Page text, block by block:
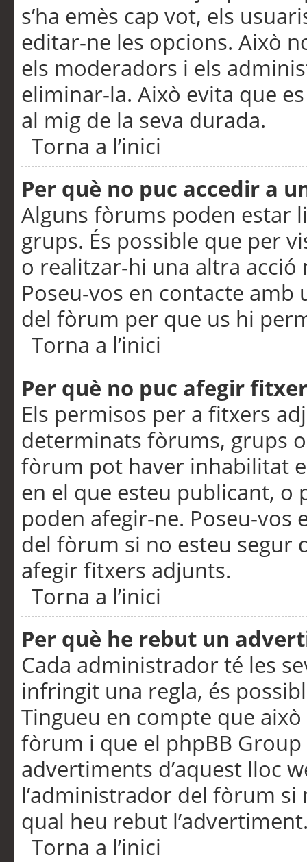
s’ha emès cap vot, els
editar-ne les opcions. Això
els moderadors i els
eliminar-la. Això evita que
al mig de la seva durada.
Torna a l’inici
Per què no puc accedir a
Alguns fòrums poden estar
grups. És possible que per
o realitzar-hi una altra acció
Poseu-vos en contacte
del fòrum per que us hi
Torna a l’inici
Per què no puc afegir
Els permisos per a fitxers
determinats fòrums, grups
fòrum pot haver inhabilitat
en el que esteu publicant,
poden afegir-ne. Poseu-vos
del fòrum si no esteu segur
afegir fitxers adjunts.
Torna a l’inici
Per què he rebut un
Cada administrador té les
infringit una regla, és
Tingueu en compte que
fòrum i que el phpBB
advertiments d’aquest lloc
l’administrador del fòrum
qual heu rebut
Torna a l’inici